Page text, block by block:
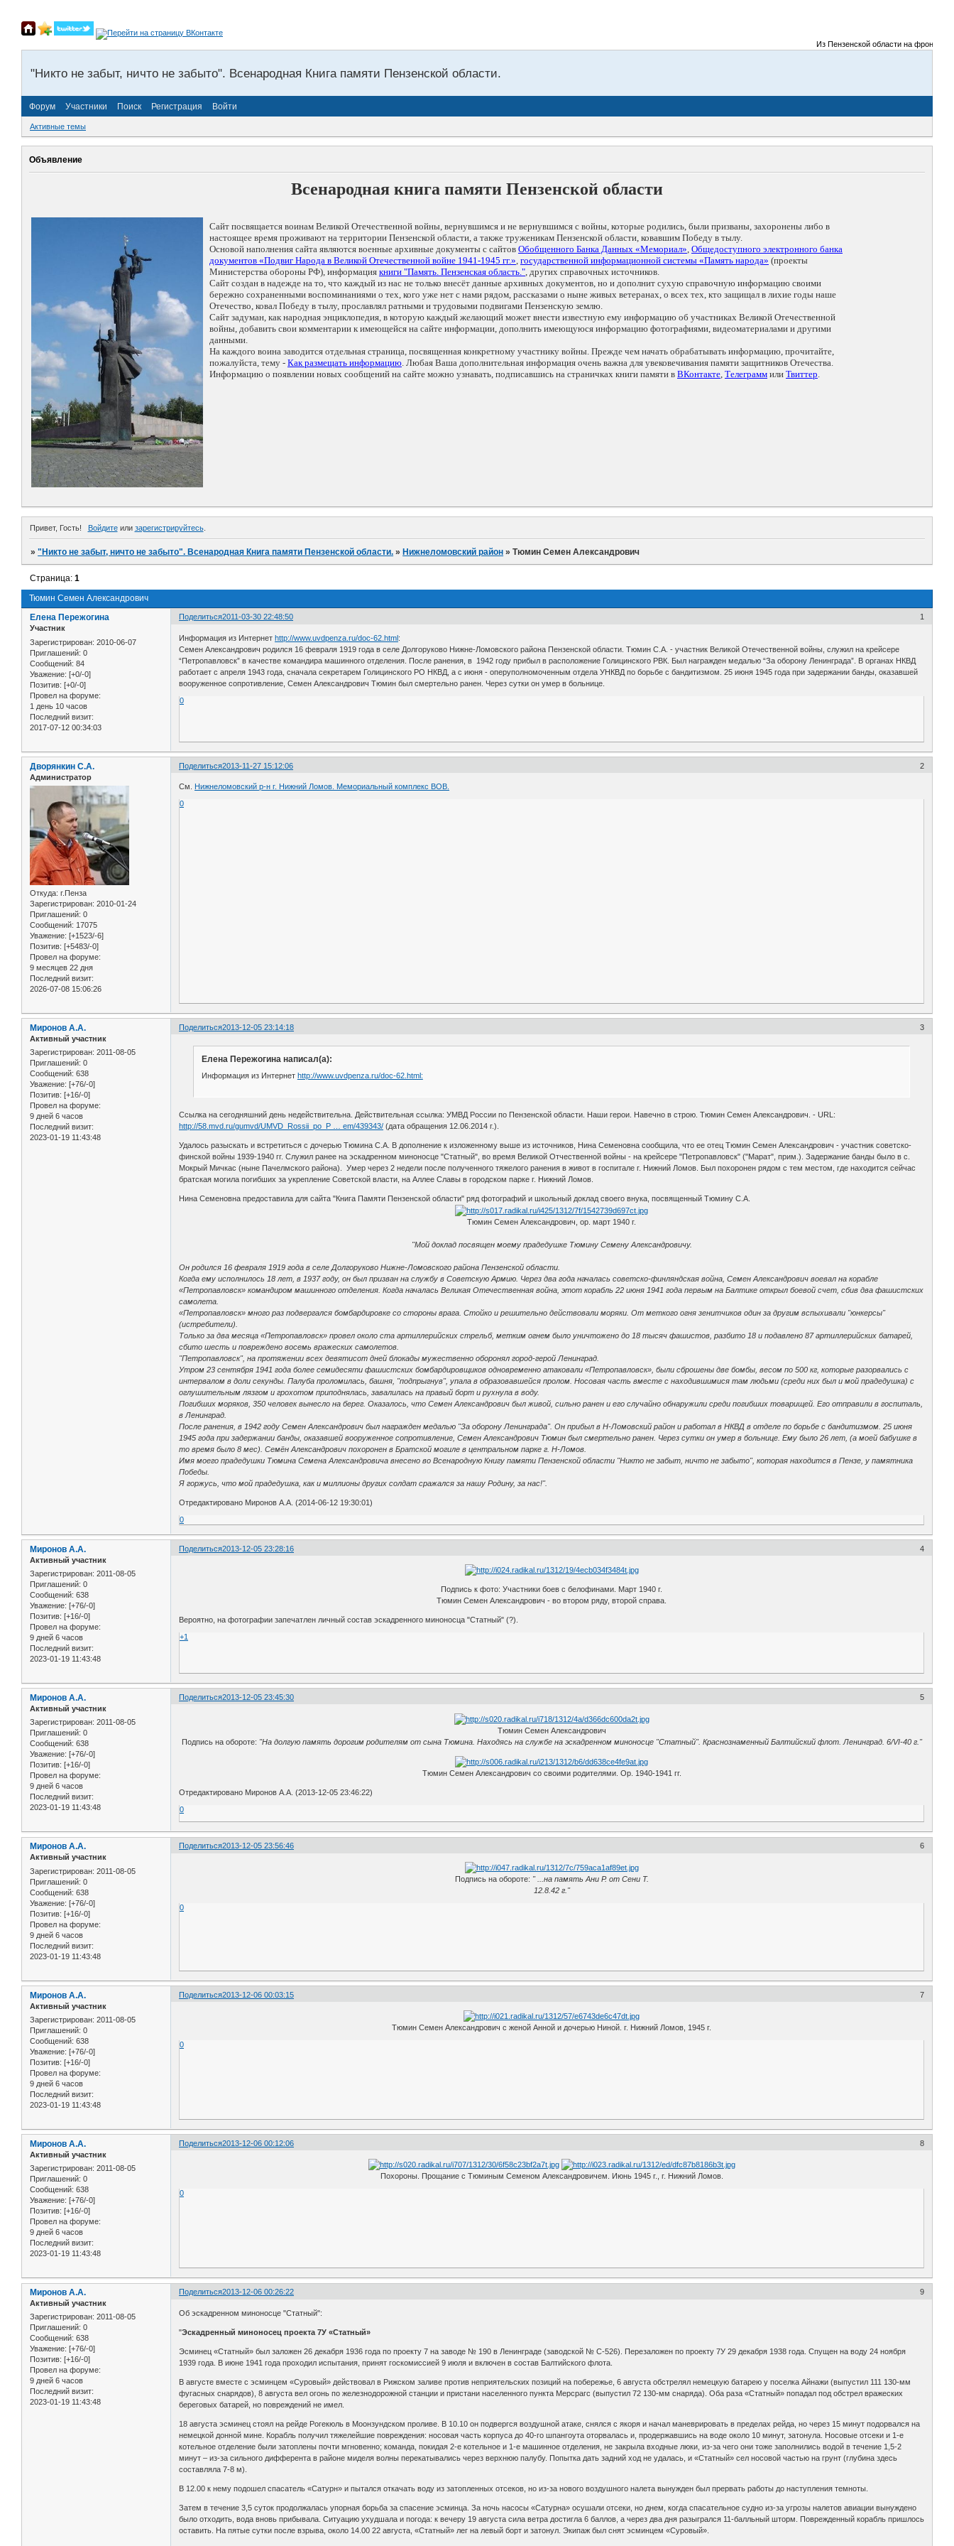
Из Пензенской области на фронты
"Никто не забыт, ничто не забыто". Всенародная Книга памяти Пензенской области.
Форум Участники Поиск Регистрация Войти
Активные темы
Объявление
Всенародная книга памяти Пензенской области
Сайт посвящается воинам Великой Отечественной войны, вернувшимся и не вернувшимся с войны, которые родились, были призваны, захоронены либо в
настоящее время проживают на территории Пензенской области, а также труженикам Пензенской области, ковавшим Победу в тылу.
Основой наполнения сайта являются военные архивные документы с сайтов Обобщенного Банка Данных «Мемориал», Общедоступного электронного банка
документов «Подвиг Народа в Великой Отечественной войне 1941-1945 гг.», государственной информационной системы «Память народа» (проекты
Министерства обороны РФ), информация книги "Память. Пензенская область.", других справочных источников.
Сайт создан в надежде на то, что каждый из нас не только внесёт данные архивных документов, но и дополнит сухую справочную информацию своими
бережно сохраненными воспоминаниями о тех, кого уже нет с нами рядом, рассказами о ныне живых ветеранах, о всех тех, кто защищал в лихие годы наше
Отечество, ковал Победу в тылу, прославлял ратными и трудовыми подвигами Пензенскую землю.
Сайт задуман, как народная энциклопедия, в которую каждый желающий может внести известную ему информацию об участниках Великой Отечественной
войны, добавить свои комментарии к имеющейся на сайте информации, дополнить имеющуюся информацию фотографиями, видеоматериалами и другими
данными.
На каждого воина заводится отдельная страница, посвященная конкретному участнику войны. Прежде чем начать обрабатывать информацию, прочитайте,
пожалуйста, тему - Как размещать информацию. Любая Ваша дополнительная информация очень важна для увековечивания памяти защитников Отечества.
Информацию о появлении новых сообщений на сайте можно узнавать, подписавшись на страничках книги памяти в ВКонтакте, Телеграмм или Твиттер.
Привет, Гость! Войдитеили зарегистрируйтесь.
»"Никто не забыт, ничто не забыто". Всенародная Книга памяти Пензенской области. » Нижнеломовский район »Тюмин Семен Александрович
Тюмин Семен Александрович
Страница:1
Поделиться 1
2011-03-30 22:48:50
Елена Пережогина
Участник
Зарегистрирован: 2010-06-07
Приглашений: 0
Сообщений: 84
Уважение: [+0/-0]
Позитив: [+0/-0]
Провел на форуме:
1 день 10 часов
Последний визит:
2017-07-12 00:34:03
Информация из Интернетhttp://www.uvdpenza.ru/doc-62.html:
Семен Александрович родился 16 февраля 1919 года в селе Долгоруково Нижне-Ломовского района Пензенской области. Тюмин С.А. - участник Великой Отечественной войны, служил на крейсере
“Петропавловск” в качестве командира машинного отделения. После ранения, в 1942 году прибыл в расположение Голицинского РВК. Был награжден медалью “За оборону Ленинграда”. В органах НКВД
работает с апреля 1943 года, сначала секретарем Голицинского РО НКВД, а с июня - оперуполномоченным отдела УНКВД по борьбе с бандитизмом. 25 июня 1945 года при задержании банды, оказавшей
вооруженное сопротивление, Семен Александрович Тюмин был смертельно ранен. Через сутки он умер в больнице.
0
Поделиться 2
2013-11-27 15:12:06
Дворянкин С.А.
Администратор
Откуда: г.Пенза
Зарегистрирован: 2010-01-24
Приглашений: 0
Сообщений: 17075
Уважение: [+1523/-6]
Позитив: [+5483/-0]
Провел на форуме:
9 месяцев 22 дня
Последний визит:
2026-07-08 15:06:26
См. Нижнеломовский р-н г. Нижний Ломов. Мемориальный комплекс ВОВ.
0
Поделиться 3
2013-12-05 23:14:18
Миронов А.А.
Активный участник
Зарегистрирован: 2011-08-05
Приглашений: 0
Сообщений: 638
Уважение: [+76/-0]
Позитив: [+16/-0]
Провел на форуме:
9 дней 6 часов
Последний визит:
2023-01-19 11:43:48
Елена Пережогина написал(а):
Информация из Интернет http://www.uvdpenza.ru/doc-62.html:
Ссылка на сегодняшний день недействительна. Действительная ссылка: УМВД России по Пензенской области. Наши герои. Навечно в строю. Тюмин Семен Александрович. - URL:
http://58.mvd.ru/gumvd/UMVD_Rossii_po_P … em/439343/ (дата обращения 12.06.2014 г.).
Удалось разыскать и встретиться с дочерью Тюмина С.А. В дополнение к изложенному выше из источников, Нина Семеновна сообщила, что ее отец Тюмин Семен Александрович - участник советско-
финской войны 1939-1940 гг. Служил ранее на эскадренном миноносце "Статный", во время Великой Отчественной войны - на крейсере "Петропавловск" ("Марат", прим.). Задержание банды было в с.
Мокрый Мичкас (ныне Пачелмского района). Умер через 2 недели после полученного тяжелого ранения в живот в госпитале г. Нижний Ломов. Был похоронен рядом с тем местом, где находится сейчас
братская могила погибших за укрепление Советской власти, на Аллее Славы в городском парке г. Нижний Ломов.
Нина Семеновна предоставила для сайта "Книга Памяти Пензенской области" ряд фотографий и школьный доклад своего внука, посвященный Тюмину С.А.
Тюмин Семен Александрович, ор. март 1940 г.
"Мой доклад посвящен моему прадедушке Тюмину Семену Александровичу.
Он родился 16 февраля 1919 года в селе Долгоруково Нижне-Ломовского района Пензенской области.
Когда ему исполнилось 18 лет, в 1937 году, он был призван на службу в Советскую Армию. Через два года началась советско-финляндская война, Семен Александрович воевал на корабле
«Петропавловск» командиром машинного отделения. Когда началась Великая Отечественная война, этот корабль 22 июня 1941 года первым на Балтике открыл боевой счет, сбив два фашистских
самолета.
«Петропавловск» много раз подвергался бомбардировке со стороны врага. Стойко и решительно действовали моряки. От меткого огня зенитчиков один за другим вспыхивали "юнкерсы"
(истребители).
Только за два месяца «Петропавловск» провел около ста артиллерийских стрельб, метким огнем было уничтожено до 18 тысяч фашистов, разбито 18 и подавлено 87 артиллерийских батарей,
сбито шесть и повреждено восемь вражеских самолетов.
"Петропавловск", на протяжении всех девятисот дней блокады мужественно оборонял город-герой Ленинград.
Утром 23 сентября 1941 года более семидесяти фашистских бомбардировщиков одновременно атаковали «Петропавловск», были сброшены две бомбы, весом по 500 кг, которые разорвались с
интервалом в доли секунды. Палуба проломилась, башня, "подпрыгнув", упала в образовавшейся пролом. Носовая часть вместе с находившимися там людьми (среди них был и мой прадедушка) с
оглушительным лязгом и грохотом приподнялась, завалилась на правый борт и рухнула в воду.
Погибших моряков, 350 человек вынесло на берег. Оказалось, что Семен Александрович был живой, сильно ранен и его случайно обнаружили среди погибших товарищей. Его отправили в госпиталь,
в Ленинград.
После ранения, в 1942 году Семен Александрович был награжден медалью "За оборону Ленинграда". Он прибыл в Н-Ломовский район и работал в НКВД в отделе по борьбе с бандитизмом. 25 июня
1945 года при задержании банды, оказавшей вооруженное сопротивление, Семен Александрович Тюмин был смертельно ранен. Через сутки он умер в больнице. Ему было 26 лет, (а моей бабушке в
то время было 8 мес). Семён Александрович похоронен в Братской могиле в центральном парке г. Н-Ломов.
Имя моего прадедушки Тюмина Семена Александровича внесено во Всенародную Книгу памяти Пензенской области "Никто не забыт, ничто не забыто", которая находится в Пензе, у памятника
Победы.
Я горжусь, что мой прадедушка, как и миллионы других солдат сражался за нашу Родину, за нас!".
Отредактировано Миронов А.А. (2014-06-12 19:30:01)
0
Поделиться 4
2013-12-05 23:28:16
Миронов А.А.
Активный участник
Зарегистрирован: 2011-08-05
Приглашений: 0
Сообщений: 638
Уважение: [+76/-0]
Позитив: [+16/-0]
Провел на форуме:
9 дней 6 часов
Последний визит:
2023-01-19 11:43:48
Подпись к фото: Участники боев с белофинами. Март 1940 г.
Тюмин Семен Александрович - во втором ряду, второй справа.
Вероятно, на фотографии запечатлен личный состав эскадренного миноносца "Статный" (?).
+1
Поделиться 5
2013-12-05 23:45:30
Миронов А.А.
Активный участник
Зарегистрирован: 2011-08-05
Приглашений: 0
Сообщений: 638
Уважение: [+76/-0]
Позитив: [+16/-0]
Провел на форуме:
9 дней 6 часов
Последний визит:
2023-01-19 11:43:48
Тюмин Семен Александрович
Подпись на обороте: "На долгую память дорогим родителям от сына Тюмина. Находясь на службе на эскадренном миноносце "Статный". Краснознаменный Балтийский флот. Ленинград. 6/VI-40 г."
Тюмин Семен Александрович со своими родителями. Ор. 1940-1941 гг.
Отредактировано Миронов А.А. (2013-12-05 23:46:22)
0
Поделиться 6
2013-12-05 23:56:46
Миронов А.А.
Активный участник
Зарегистрирован: 2011-08-05
Приглашений: 0
Сообщений: 638
Уважение: [+76/-0]
Позитив: [+16/-0]
Провел на форуме:
9 дней 6 часов
Последний визит:
2023-01-19 11:43:48
Подпись на обороте: " ...на память Ани Р. от Сени Т.
12.8.42 г."
0
Поделиться 7
2013-12-06 00:03:15
Миронов А.А.
Активный участник
Зарегистрирован: 2011-08-05
Приглашений: 0
Сообщений: 638
Уважение: [+76/-0]
Позитив: [+16/-0]
Провел на форуме:
9 дней 6 часов
Последний визит:
2023-01-19 11:43:48
Тюмин Семен Александрович с женой Анной и дочерью Ниной. г. Нижний Ломов, 1945 г.
0
Поделиться 8
2013-12-06 00:12:06
Миронов А.А.
Активный участник
Зарегистрирован: 2011-08-05
Приглашений: 0
Сообщений: 638
Уважение: [+76/-0]
Позитив: [+16/-0]
Провел на форуме:
9 дней 6 часов
Последний визит:
2023-01-19 11:43:48
Похороны. Прощание с Тюминым Семеном Александровичем. Июнь 1945 г., г. Нижний Ломов.
0
Поделиться 9
2013-12-06 00:26:22
Миронов А.А.
Активный участник
Зарегистрирован: 2011-08-05
Приглашений: 0
Сообщений: 638
Уважение: [+76/-0]
Позитив: [+16/-0]
Провел на форуме:
9 дней 6 часов
Последний визит:
2023-01-19 11:43:48
Об эскадренном миноносце "Статный":
"Эскадренный миноносец проекта 7У «Статный»
Эсминец «Статный» был заложен 26 декабря 1936 года по проекту 7 на заводе № 190 в Ленинграде (заводской № С-526). Перезаложен по проекту 7У 29 декабря 1938 года. Спущен на воду 24 ноября
1939 года. В июне 1941 года проходил испытания, принят госкомиссией 9 июля и включен в состав Балтийского флота.
В августе вместе с эсминцем «Суровый» действовал в Рижском заливе против неприятельских позиций на побережье, 6 августа обстрелял немецкую батарею у поселка Айнажи (выпустил 111 130-мм
фугасных снарядов), 8 августа вел огонь по железнодорожной станции и пристани населенного пункта Мерсрагс (выпустил 72 130-мм снаряда). Оба раза «Статный» попадал под обстрел вражеских
береговых батарей, но повреждений не имел.
18 августа эсминец стоял на рейде Рогекюль в Моонзундском проливе. В 10.10 он подвергся воздушной атаке, снялся с якоря и начал маневрировать в пределах рейда, но через 15 минут подорвался на
немецкой донной мине. Корабль получил тяжелейшие повреждения: носовая часть корпуса до 40-го шпангоута оторвалась и, продержавшись на воде около 10 минут, затонула. Носовые отсеки и 1-е
котельное отделение были затоплены почти мгновенно; команда, покидая 2-е котельное и 1-е машинное отделения, не закрыла входные люки, из-за чего они тоже заполнились водой в течение 1,5-2
минут – из-за сильного дифферента в районе миделя волны перекатывались через верхнюю палубу. Попытка дать задний ход не удалась, и «Статный» сел носовой частью на грунт (глубина здесь
составляла 7-8 м).
В 12.00 к нему подошел спасатель «Сатурн» и пытался откачать воду из затопленных отсеков, но из-за нового воздушного налета вынужден был прервать работы до наступления темноты.
Затем в течение 3,5 суток продолжалась упорная борьба за спасение эсминца. За ночь насосы «Сатурна» осушали отсеки, но днем, когда спасательное судно из-за угрозы налетов авиации вынуждено
было отходить, вода вновь прибывала. Ситуацию ухудшала и погода: к вечеру 19 августа сила ветра достигла 6 баллов, а через два дня разыгрался 11-балльный шторм. Поврежденный корабль пришлось
оставить. На пятые сутки после взрыва, около 14.00 22 августа, «Статный» лег на левый борт и затонул. Экипаж был снят эсминцем «Суровый».